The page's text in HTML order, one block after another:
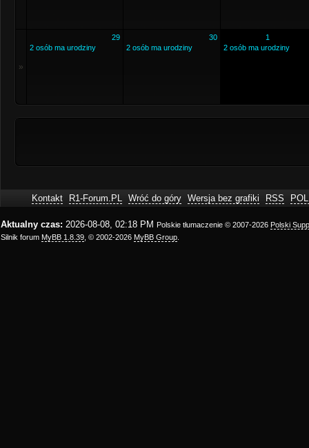
»
29
2 osób ma urodziny
30
2 osób ma urodziny
1
2 osób ma urodziny
Kontakt R1-Forum.PL Wróć do góry Wersja bez grafiki RSS
Aktualny czas: 2026-08-08, 02:18 PM Polskie tłumaczenie © 2007-2026 Polski
Silnik forum MyBB 1.8.39 , © 2002-2026 MyBB Group